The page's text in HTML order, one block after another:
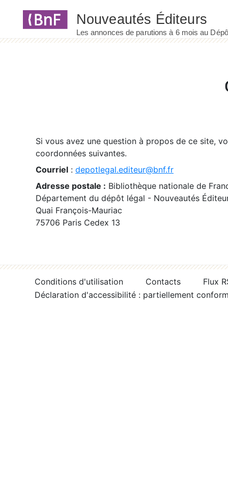
Si vous avez une question à propos de ce site,
coordonnées suivantes.
Courriel : depotlegal.editeur@bnf.fr
Adresse postale : Bibliothèque nationale de
Département du dépôt légal - Nouveautés
Quai François-Mauriac
75706 Paris Cedex 13
Conditions d'utilisation Contacts
Flux
Déclaration d'accessibilité : partiellement